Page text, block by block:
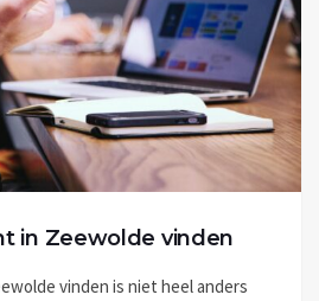
in Zeewolde vinden
vinden is niet heel anders